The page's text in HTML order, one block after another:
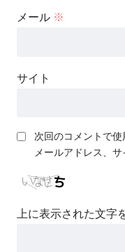
メール ※
サイト
次回のコメントで使
メールアドレス、サ
上に表示された文字